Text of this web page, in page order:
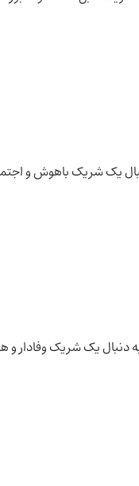
یک شریک باهوش و
یک شریک وفادار و